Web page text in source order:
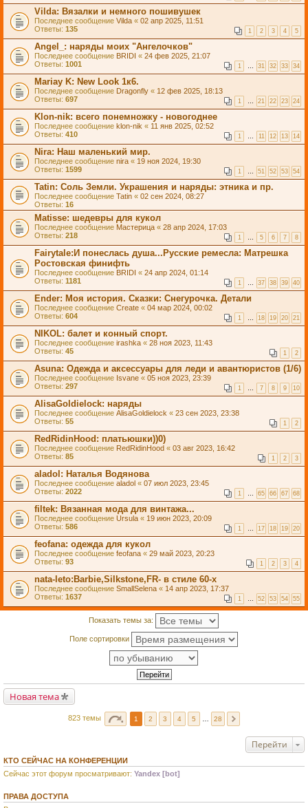
Vilda: Вязалки и немного пошивушек
Последнее сообщение Vilda « 02 апр 2025, 11:51
Ответы: 135 1 2 3 4 5
Angel_: наряды моих "Ангелочков"
Последнее сообщение BRIDI « 24 фев 2025, 21:07
Ответы: 1001 1 … 31 32 33 34
Mariay K: New Look 1к6.
Последнее сообщение Dragonfly « 12 фев 2025, 18:13
Ответы: 697 1 … 21 22 23 24
Klon-nik: всего понемножку - новогоднее
Последнее сообщение klon-nik « 11 янв 2025, 02:52
Ответы: 410 1 … 11 12 13 14
Nira: Наш маленький мир.
Последнее сообщение nira « 19 ноя 2024, 19:30
Ответы: 1599 1 … 51 52 53 54
Tatin: Соль Земли. Украшения и наряды: этника и пр.
Последнее сообщение Tatin « 02 сен 2024, 08:27
Ответы: 16
Matisse: шедевры для кукол
Последнее сообщение Мастерица « 28 апр 2024, 17:03
Ответы: 218 1 … 5 6 7 8
Fairytale:И понеслась душа...Русские ремесла: Матрешка
Ростовская финифть
Последнее сообщение BRIDI « 24 апр 2024, 01:14
Ответы: 1181 1 … 37 38 39 40
Ender: Моя история. Сказки: Снегурочка. Детали
Последнее сообщение Create « 04 мар 2024, 00:02
Ответы: 604 1 … 18 19 20 21
NIKOL: балет и конный спорт.
Последнее сообщение irashka « 28 ноя 2023, 11:43
Ответы: 45 1 2
Asuna: Одежда и аксессуары для леди и авантюристов (1/6)
Последнее сообщение Isvane « 05 ноя 2023, 23:39
Ответы: 297 1 … 7 8 9 10
AlisaGoldielock: наряды
Последнее сообщение AlisaGoldielock « 23 сен 2023, 23:38
Ответы: 55 1 2
RedRidinHood: платьюшки))0)
Последнее сообщение RedRidinHood « 03 авг 2023, 16:42
Ответы: 85 1 2 3
aladol: Наталья Водянова
Последнее сообщение aladol « 07 июл 2023, 23:45
Ответы: 2022 1 … 65 66 67 68
filtek: Вязанная мода для винтажа...
Последнее сообщение Ursula « 19 июн 2023, 20:09
Ответы: 586 1 … 17 18 19 20
feofana: одежда для кукол
Последнее сообщение feofana « 29 май 2023, 20:23
Ответы: 93 1 2 3 4
nata-leto:Barbie,Silkstone,FR- в стиле 60-х
Последнее сообщение SmallSelena « 14 апр 2023, 17:37
Ответы: 1637 1 … 52 53 54 55
Показать темы за:
Поле сортировки
Новая тема
823 темы 1 2 3 4 5 28
Перейти
КТО СЕЙЧАС НА КОНФЕРЕНЦИИ
Сейчас этот форум просматривают: Yandex [bot]
ПРАВА ДОСТУПА